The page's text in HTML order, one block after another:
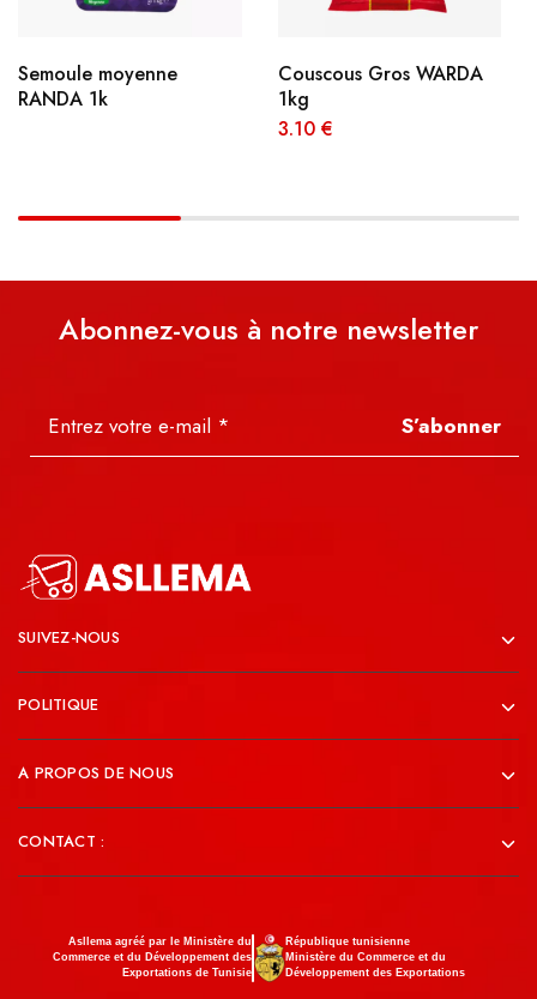
Semoule moyenne
RANDA 1k
Couscous Gros WARDA
1kg
3.10 €
Abonnez-vous à notre newsletter
S’abonner
SUIVEZ-NOUS
POLITIQUE
A PROPOS DE NOUS
CONTACT :
Asllema agréé par le Ministère du
Commerce et du Développement des
Exportations de Tunisie
République tunisienne
Ministère du Commerce et du
Développement des Exportations